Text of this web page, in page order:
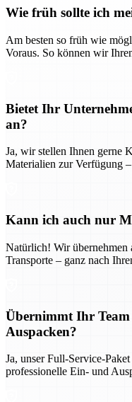
Wie früh sollte ich
Am besten so früh wie
Voraus. So können wir
Bietet Ihr
an?
Ja, wir stellen Ihnen gerne
Materialien zur Verfügung
Kann ich auch nur
Natürlich! Wir übernehmen
Transporte – ganz nach
Übernimmt Ihr
Auspacken?
Ja, unser Full-Service-
professionelle Ein- und